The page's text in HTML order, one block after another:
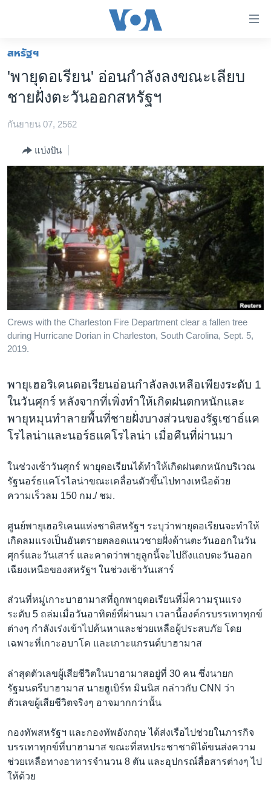
ต่อ
ข้าม
เนื้อหา
ข้าม
หลัก
การ
ค้นหา
โลก
เอเชีย
สหรัฐฯ
ไทย
ธุรกิจ
วิทยาศาสตร์
สังคมและสุขภาพ
ไลฟ์สไตล์
ตรวจสอบข่าว
เรียนรู้ภาษาอังกฤษ
พอดคาสต์
ติดตามเรา
เลือกภาษา
สหรัฐฯ
'พายุดอเรียน' อ่อนกำลังลงขณะเลียบ
ชายฝั่งตะวันออกสหรัฐฯ
กันยายน 07, 2562
แบ่งปัน
Crews with the Charleston Fire Department clear a fallen tree
during Hurricane Dorian in Charleston, South Carolina, Sept. 5,
2019.
พายุเฮอริเคนดอเรียนอ่อนกำลังลงเหลือเพียงระดับ 1
ในวันศุกร์ หลังจากที่เพิ่งทำให้เกิดฝนตกหนักและ
พายุหมุนทำลายพื้นที่ชายฝั่งบางส่วนของรัฐเซาธ์แค
โรไลน่าและนอร์ธแคโรไลน่า เมื่อคืนที่ผ่านมา
ในช่วงเช้าวันศุกร์ พายุดอเรียนได้ทำให้เกิดฝนตกหนักบริเวณ
รัฐนอร์ธแคโรไลน่าขณะเคลื่อนตัวขึ้นไปทางเหนือด้วย
ความเร็วลม 150 กม./ ชม.
ศูนย์พายุเฮอริเคนแห่งชาติสหรัฐฯ ระบุว่าพายุดอเรียนจะทำให้
เกิดลมแรงเป็นอันตรายตลอดแนวชายฝั่งด้านตะวันออกในวัน
ศุกร์และวันเสาร์ และคาดว่าพายุลูกนี้จะไปถึงแถบตะวันออก
เฉียงเหนือของสหรัฐฯ ในช่วงเช้าวันเสาร์
ส่วนที่หมู่เกาะบาฮามาสที่ถูกพายุดอเรียนที่ม่ีความรุนแรง
ระดับ 5 ถล่มเมื่อวันอาทิตย์ที่ผ่านมา เวลานี้องค์กรบรรเทาทุกข์
ต่างๆ กำลังเร่งเข้าไปค้นหาและช่วยเหลือผู้ประสบภัย โดย
เฉพาะที่เกาะอบาโค และเกาะแกรนด์บาฮามาส
ล่าสุดตัวเลขผู้เสียชีวิตในบาฮามาสอยู่ที่ 30 คน ซึ่งนายก
รัฐมนตรีบาฮามาส นายฮูเบิร์ท มินนิส กล่าวกับ CNN ว่า
ตัวเลขผู้เสียชีวิตจริงๆ อาจมากกว่านั้น
กองทัพสหรัฐฯ และกองทัพอังกฤษ ได้ส่งเรือไปช่วยในภารกิจ
บรรเทาทุกข์ที่บาฮามาส ขณะที่สหประชาชาติได้ขนส่งความ
ช่วยเหลือทางอาหารจำนวน 8 ตัน และอุปกรณ์สื่อสารต่างๆ ไป
ให้ด้วย